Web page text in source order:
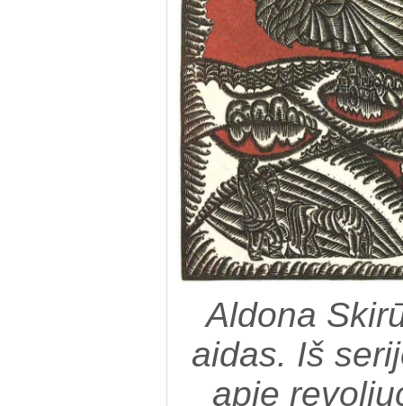
Aldona
aidas. Iš
apie